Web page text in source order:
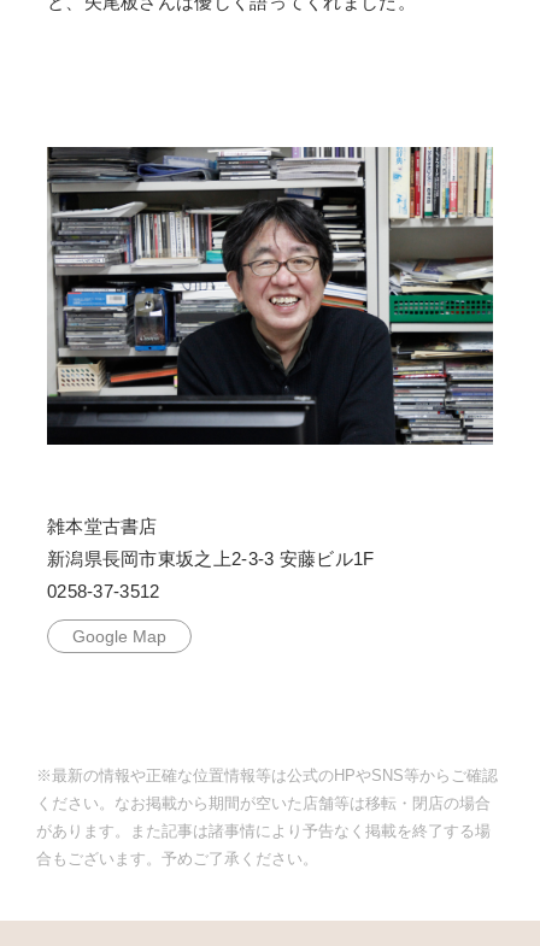
雑本堂古書店
新潟県長岡市東坂之上2-3-3 安藤ビル1F
0258-37-3512
Google Map
※最新の情報や正確な位置情報等は公式のHPやSNS等からご確認
ください。なお掲載から期間が空いた店舗等は移転・閉店の場合
があります。また記事は諸事情により予告なく掲載を終了する場
合もございます。予めご了承ください。